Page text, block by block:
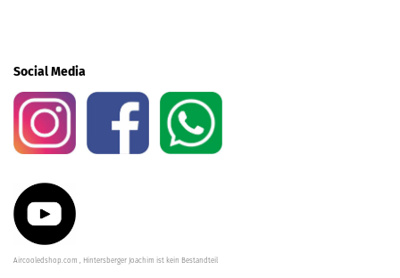
Social Media
Aircooledshop.com , Hintersberger Joachim ist kein Bestandteil